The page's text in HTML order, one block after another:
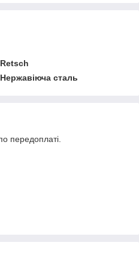
Retsch
Нержавіюча сталь
передоплаті.